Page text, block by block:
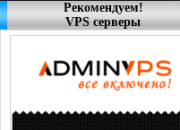
Рекомендуем!
VPS серверы